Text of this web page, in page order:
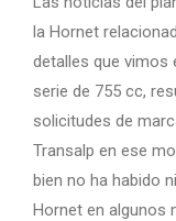
la Hornet
detalles que vimos
serie de 755 cc,
solicitudes de
Transalp en ese
bien no ha habido
Hornet en algunos